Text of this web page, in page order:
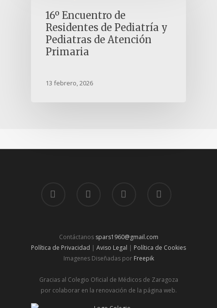
16º Encuentro de
Residentes de Pediatría y
Pediatras de Atención
Primaria
13 febrero, 2026
Contáctanos spars1960@gmail.com
Política de Privacidad | Aviso Legal | Política de Cookies
Imagenes Diseñadas por Freepik
Gracias al Colegio Oficial de Médicos de Zaragoza
por colaborar en la renovación de la página web.